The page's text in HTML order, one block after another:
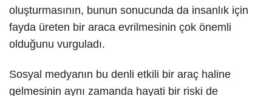
oluşturmasının, bunun sonucunda da insanlık için
fayda üreten bir araca evrilmesinin çok önemli
olduğunu vurguladı.
Sosyal medyanın bu denli etkili bir araç haline
gelmesinin aynı zamanda hayati bir riski de